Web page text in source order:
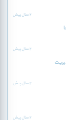
2 سال پیش
2 سال پیش
2 سال پیش
2 سال پیش